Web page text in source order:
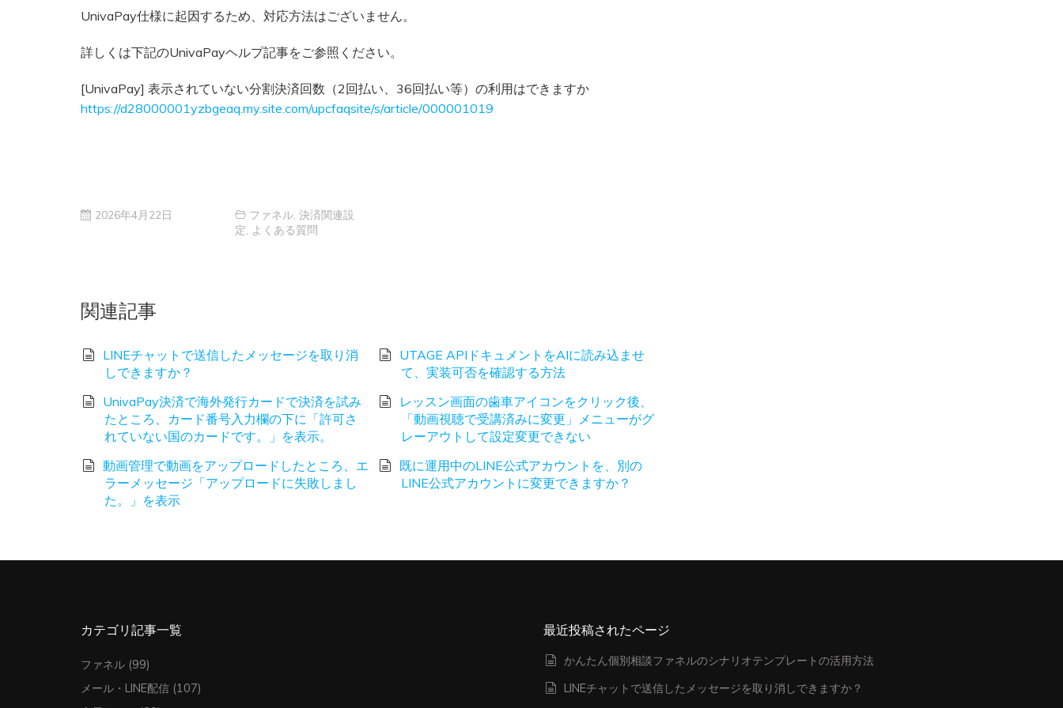
UnivaPay仕様に起因するため、対応方法はございません。
詳しくは下記のUnivaPayヘルプ記事をご参照ください。
[UnivaPay] 表示されていない分割決済回数（2回払い、36回払い等）の利用はできますか
https://d28000001yzbgeaq.my.site.com/upcfaqsite/s/article/000001019
2026年4月22日 ファネル 決済関連設
定 よくある質問
関連記事
LINEチャットで送信したメッセージを取り消
しできますか？
UTAGE APIドキュメントをAIに読み込ませ
て、実装可否を確認する方法
UnivaPay決済で海外発行カードで決済を試み
たところ、カード番号入力欄の下に「許可さ
れていない国のカードです。」を表示。
レッスン画面の歯車アイコンをクリック後、
「動画視聴で受講済みに変更」メニューがグ
レーアウトして設定変更できない
動画管理で動画をアップロードしたところ、エ
ラーメッセージ「アップロードに失敗しまし
た。」を表示
既に運用中のLINE公式アカウントを、別の
LINE公式アカウントに変更できますか？
カテゴリ記事一覧
ファネル (99)
メール・LINE配信 (107)
最近投稿されたページ
かんたん個別相談ファネルのシナリオテンプレートの活用方法
LINEチャットで送信したメッセージを取り消しできますか？